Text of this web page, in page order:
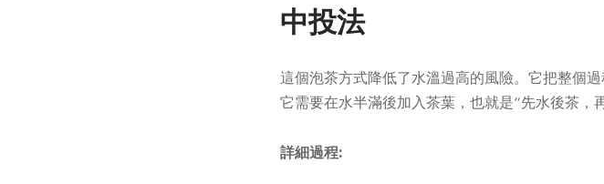
中投法
這個泡茶方式降低了水溫過高的風險。它把整個
它需要在水半滿後加入茶葉，也就是“先水後茶，
詳細過程: